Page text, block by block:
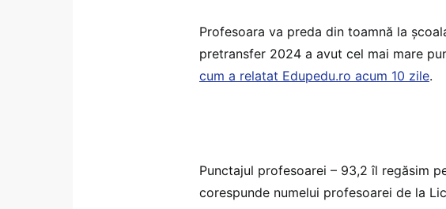
Profesoara va preda din toamnă la
pretransfer 2024 a avut cel mai mare
cum a relatat Edupedu.ro acum 10 zile.
Punctajul profesoarei – 93,2 îl regăsim
corespunde numelui profesoarei de la